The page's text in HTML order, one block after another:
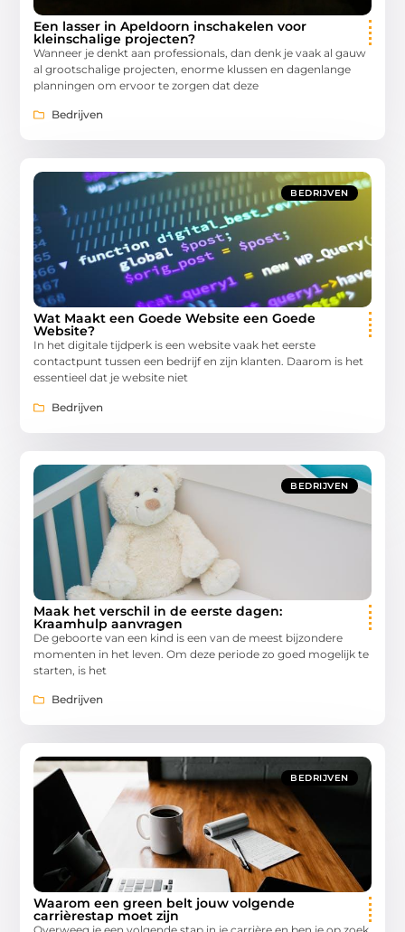
Een lasser in Apeldoorn inschakelen voor
kleinschalige projecten?
Wanneer je denkt aan professionals, dan denk je vaak al gauw
al grootschalige projecten, enorme klussen en dagenlange
planningen om ervoor te zorgen dat deze
Bedrijven
BEDRIJVEN
Wat Maakt een Goede Website een Goede
Website?
In het digitale tijdperk is een website vaak het eerste
contactpunt tussen een bedrijf en zijn klanten. Daarom is het
essentieel dat je website niet
Bedrijven
BEDRIJVEN
Maak het verschil in de eerste dagen:
Kraamhulp aanvragen
De geboorte van een kind is een van de meest bijzondere
momenten in het leven. Om deze periode zo goed mogelijk te
starten, is het
Bedrijven
BEDRIJVEN
Waarom een green belt jouw volgende
carrièrestap moet zijn